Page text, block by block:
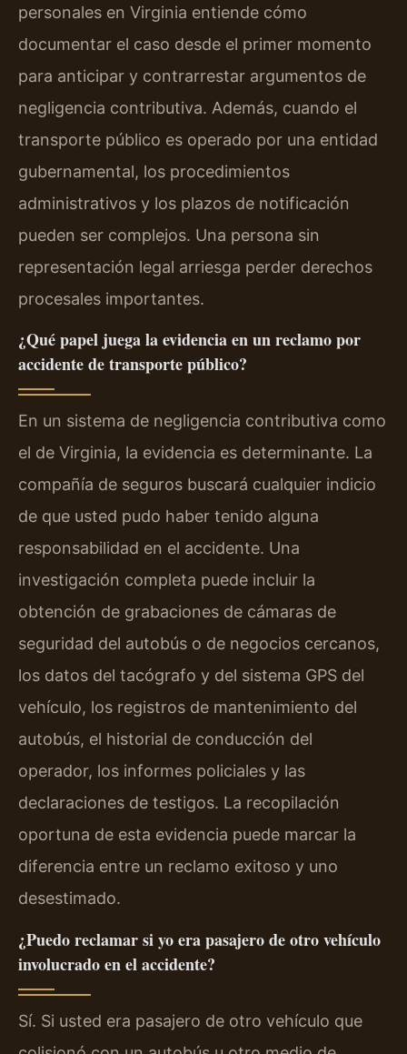
personales en Virginia entiende cómo
documentar el caso desde el primer momento
para anticipar y contrarrestar argumentos de
negligencia contributiva. Además, cuando el
transporte público es operado por una entidad
gubernamental, los procedimientos
administrativos y los plazos de notificación
pueden ser complejos. Una persona sin
representación legal arriesga perder derechos
procesales importantes.
¿Qué papel juega la evidencia en un reclamo por
accidente de transporte público?
En un sistema de negligencia contributiva como
el de Virginia, la evidencia es determinante. La
compañía de seguros buscará cualquier indicio
de que usted pudo haber tenido alguna
responsabilidad en el accidente. Una
investigación completa puede incluir la
obtención de grabaciones de cámaras de
seguridad del autobús o de negocios cercanos,
los datos del tacógrafo y del sistema GPS del
vehículo, los registros de mantenimiento del
autobús, el historial de conducción del
operador, los informes policiales y las
declaraciones de testigos. La recopilación
oportuna de esta evidencia puede marcar la
diferencia entre un reclamo exitoso y uno
desestimado.
¿Puedo reclamar si yo era pasajero de otro vehículo
involucrado en el accidente?
Sí. Si usted era pasajero de otro vehículo que